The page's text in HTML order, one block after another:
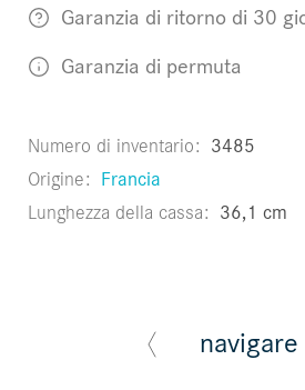
Garanzia di ritorno di 30
Garanzia di permuta
Numero di inventario 3485
Origine Francia
Lunghezza della cassa 36,1 cm
navigare